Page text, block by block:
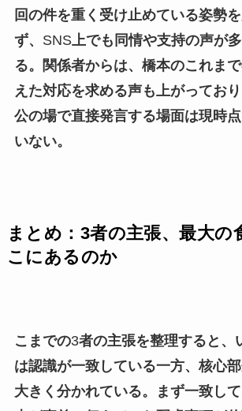
回の件を重く受け止めている姿勢
ず、 SNS上でも同情や支持の声が
る。関係者からは、橋本のこれま
えた対応を求める声も上がってお
公の場で直接発言する場面は現時
いない。
まとめ：3者の主張、最大の
こにあるのか
こまでの3者の主張を整理すると、
は認識が一致している一方、核心
大きく分かれている。まず一致し